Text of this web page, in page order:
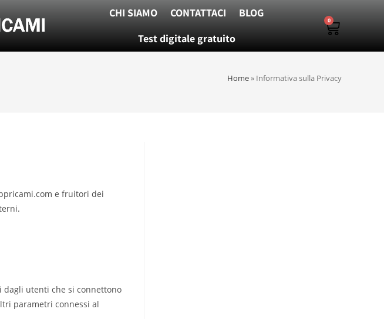
CHI SIAMO CONTATTACI
BLOG
Test digitale gratuito
0
Home» Informativa sulla Privacy
e fruitori dei
utenti che si connettono
parametri connessi al